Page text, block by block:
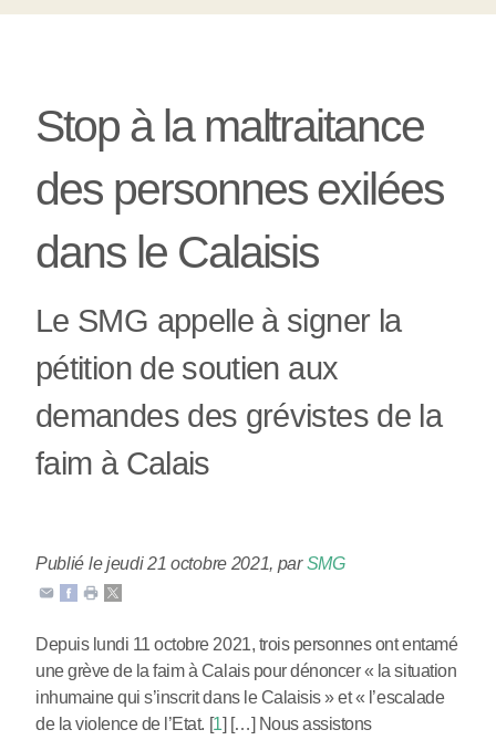
Stop à la maltraitance
des personnes exilées
dans le Calaisis
Le SMG appelle à signer la
pétition de soutien aux
demandes des grévistes de la
faim à Calais
Publié le jeudi 21 octobre 2021, parSMG
Depuis lundi 11 octobre 2021, trois personnes ont entamé
une grève de la faim à Calais pour dénoncer « la situation
inhumaine qui s’inscrit dans le Calaisis » et « l’escalade
de la violence de l’Etat. [1] […] Nous assistons